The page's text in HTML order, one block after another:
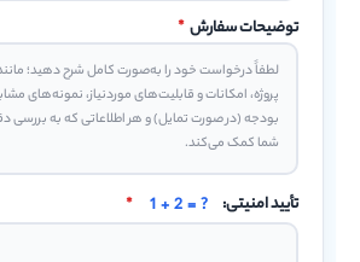
توضیحات سفارش *
تأیید امنیتی: 1 + 2 = ?
*